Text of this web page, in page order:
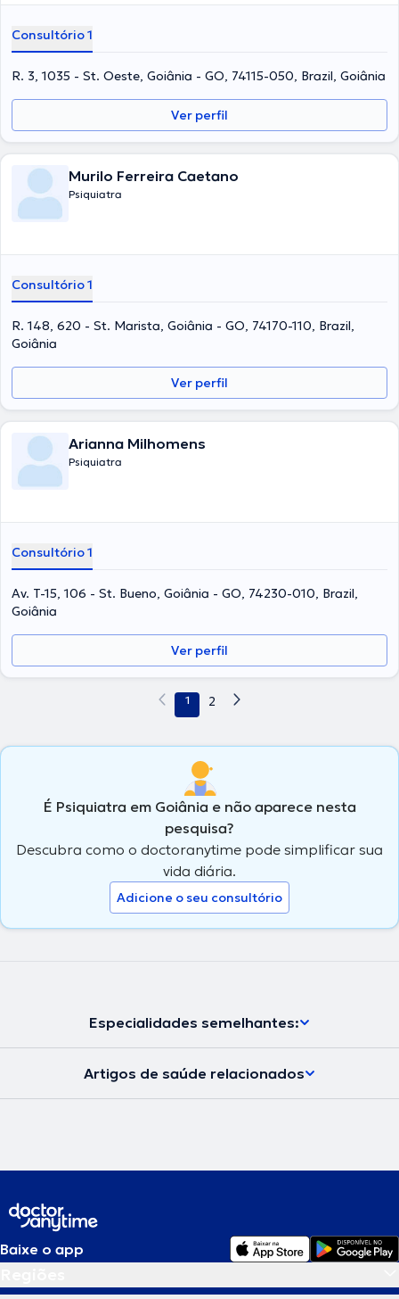
Consultório 1
R. 3, 1035 - St. Oeste, Goiânia - GO, 74115-050, Brazil, Goiânia
Ver perfil
Murilo Ferreira Caetano
Psiquiatra
Consultório 1
R. 148, 620 - St. Marista, Goiânia - GO, 74170-110, Brazil,
Goiânia
Ver perfil
Arianna Milhomens
Psiquiatra
Consultório 1
Av. T-15, 106 - St. Bueno, Goiânia - GO, 74230-010, Brazil,
Goiânia
Ver perfil
1 2
É Psiquiatra em Goiânia e não aparece nesta
pesquisa?
Descubra como o doctoranytime pode simplificar sua
vida diária.
Adicione o seu consultório
Especialidades semelhantes:
Artigos de saúde relacionados
Baixe o app